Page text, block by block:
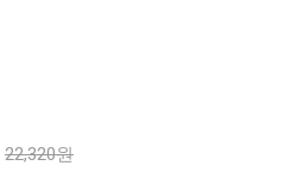
22,320원